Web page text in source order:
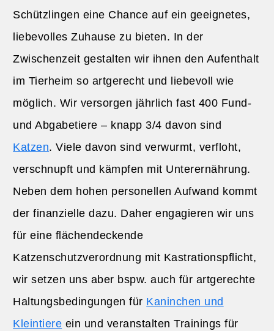
Schützlingen eine Chance auf ein geeignetes,
liebevolles Zuhause zu bieten. In der
Zwischenzeit gestalten wir ihnen den Aufenthalt
im Tierheim so artgerecht und liebevoll wie
möglich. Wir versorgen jährlich fast 400 Fund-
und Abgabetiere – knapp 3/4 davon sind
Katzen. Viele davon sind verwurmt, verfloht,
verschnupft und kämpfen mit Unterernährung.
Neben dem hohen personellen Aufwand kommt
der finanzielle dazu. Daher engagieren wir uns
für eine flächendeckende
Katzenschutzverordnung mit Kastrationspflicht,
wir setzen uns aber bspw. auch für artgerechte
Haltungsbedingungen für Kaninchen und
Kleintiere ein und veranstalten Trainings für